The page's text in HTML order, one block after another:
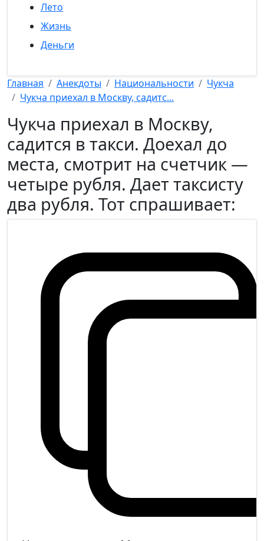
Лето
Жизнь
Деньги
Главная Анекдоты Национальности
Чукча
Чукча приехал в Москву, садитс...
Чукча приехал в Москву,
садится в такси. Доехал до
места, смотрит на счетчик —
четыре рубля. Дает таксисту
два рубля. Тот спрашивает: